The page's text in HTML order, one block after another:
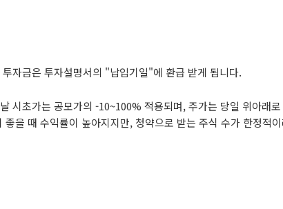
자금은 투자설명서의 "납입기일"에 환급 받게 됩니다.
시초가는 공모가의 -10~100% 적용되며, 주가는 당일 위아래
을 때 수익률이 높아지지만, 청약으로 받는 주식 수가 한정적